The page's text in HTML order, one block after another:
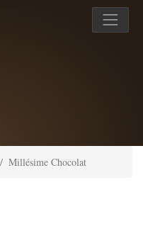
Millésime Chocolat